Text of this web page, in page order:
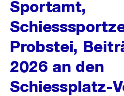
Sportamt,
Probstei,
2026 an den
Schiessplatz-